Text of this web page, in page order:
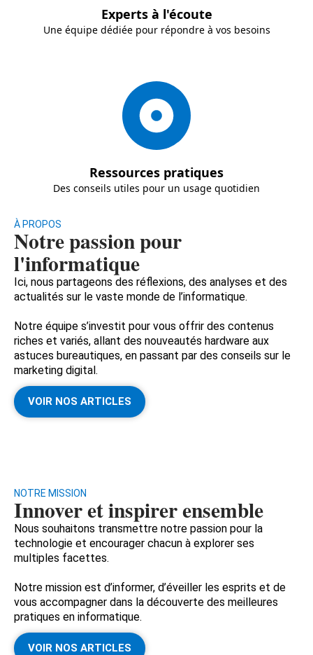
Experts à l'écoute
Une équipe dédiée pour répondre à vos besoins
Ressources pratiques
Des conseils utiles pour un usage quotidien
À PROPOS
Notre passion pour
l'informatique
Ici, nous partageons des réflexions, des analyses et des
actualités sur le vaste monde de l’informatique.
Notre équipe s’investit pour vous offrir des contenus
riches et variés, allant des nouveautés hardware aux
astuces bureautiques, en passant par des conseils sur le
marketing digital.
VOIR NOS ARTICLES
NOTRE MISSION
Innover et inspirer ensemble
Nous souhaitons transmettre notre passion pour la
technologie et encourager chacun à explorer ses
multiples facettes.
Notre mission est d’informer, d’éveiller les esprits et de
vous accompagner dans la découverte des meilleures
pratiques en informatique.
VOIR NOS ARTICLES